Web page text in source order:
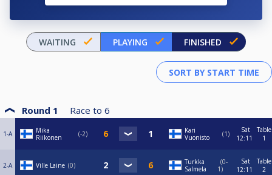
WAITING PLAYING FINISHED
Round 1 Race to 6
1-A
Mika
Riikonen
-2
Kari
Vuonisto
1
Sat
12:11
Table
1
2-A Ville Laine 0
Turkka
Salmela
0-
1
Sat
12:11
Table
2